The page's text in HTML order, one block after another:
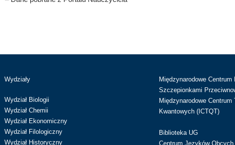
Wydziały
Wydział Biologii
Wydział Chemii
Wydział Ekonomiczny
Wydział Filologiczny
Wydział Historyczny
Międzynarodowe Centrum
Szczepionkami
Międzynarodowe Centrum
Kwantowych (ICTQT)
Biblioteka UG
Centrum Języków Obcych